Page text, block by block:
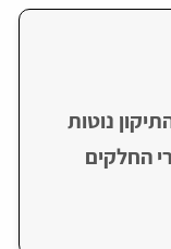
נוטות
החלקים